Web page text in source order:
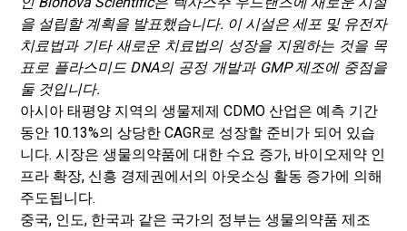
을 설립할 계획을 발표했습니다. 이 시설은 세포 및 유전자
치료법과 기타 새로운 치료법의 성장을 지원하는 것을 목
표로 플라스미드 DNA의 공정 개발과 GMP 제조에 중점을
둘 것입니다.
아시아 태평양 지역의 생물제제 CDMO 산업은 예측 기간
동안 10.13%의 상당한 CAGR로 성장할 준비가 되어 있습
니다. 시장은 생물의약품에 대한 수요 증가, 바이오제약 인
프라 확장, 신흥 경제권에서의 아웃소싱 활동 증가에 의해
주도됩니다.
중국, 인도, 한국과 같은 국가의 정부는 생물의약품 제조